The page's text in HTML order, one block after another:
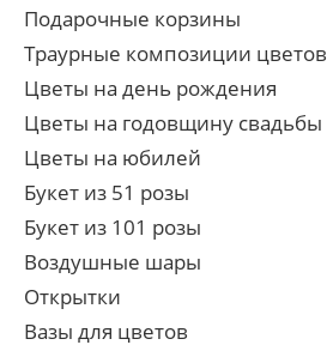
Подарочные корзины
Траурные композиции цветов
Цветы на день рождения
Цветы на годовщину свадьбы
Цветы на юбилей
Букет из 51 розы
Букет из 101 розы
Воздушные шары
Открытки
Вазы для цветов